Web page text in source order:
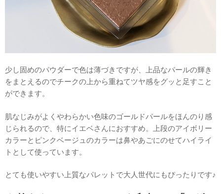
少し固めのパウダーで色は薄づきですが、上品なパールの輝き
をまとえるのでチークの上から重ねてツヤ感をグッと足すこと
ができます。
肌なじみがよくやわらかい色味のゴールドパールをほんのり感
じられるので、特にイエベさんにおすすめ。上段のアイボリー
カラーとピンクベージュのカラーは鼻やあごにのせてハイライ
トとして使っています。
とても使いやすい上質なパレットで大人世代にもぴったりです♪